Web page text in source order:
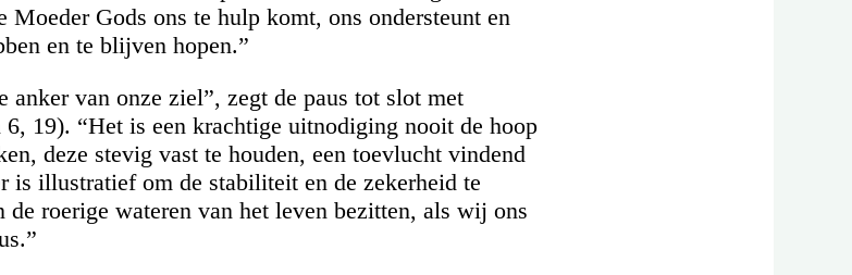
Moeder Gods ons te hulp komt, ons ondersteunt en
en te blijven hopen.”
anker van onze ziel”, zegt de paus tot slot met
6, 19). “Het is een krachtige uitnodiging nooit de hoop
deze stevig vast te houden, een toevlucht vindend
is illustratief om de stabiliteit en de zekerheid te
roerige wateren van het leven bezitten, als wij ons